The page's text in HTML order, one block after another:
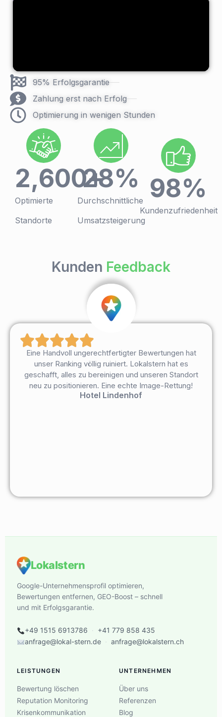
95% Erfolgsgarantie
Zahlung erst nach Erfolg
Optimierung in wenigen Stunden
Optimierte
Standorte
2,600+
Durchschnittliche
Umsatzsteigerung
28%
Kundenzufriedenheit
98%
Kunden Feedback
Eine Handvoll ungerechtfertigter Bewertungen hat
unser Ranking völlig ruiniert. Lokalstern hat es
geschafft, alles zu bereinigen und unseren Standort
neu zu positionieren. Eine echte Image-Rettung!
Hotel Lindenhof
Lokalstern
Google-Unternehmensprofil optimieren,
Bewertungen entfernen, GEO-Boost – schnell
und mit Erfolgsgarantie.
+49 1515 6913786 · +41 779 858 435
anfrage@lokal-stern.de · anfrage@lokalstern.ch
LEISTUNGEN
Bewertung löschen
Reputation Monitoring
Krisenkommunikation
UNTERNEHMEN
Über uns
Referenzen
Blog